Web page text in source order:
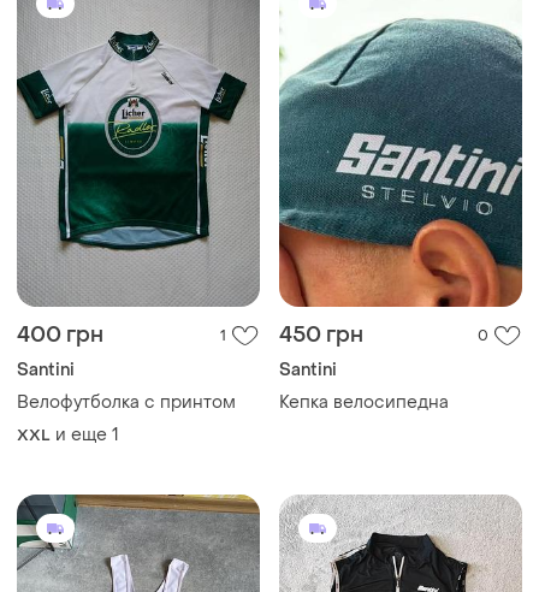
400 грн 1
Santini
Велофутболка с принтом
XXL и еще 1
450 грн 0
Santini
Кепка велосипедна